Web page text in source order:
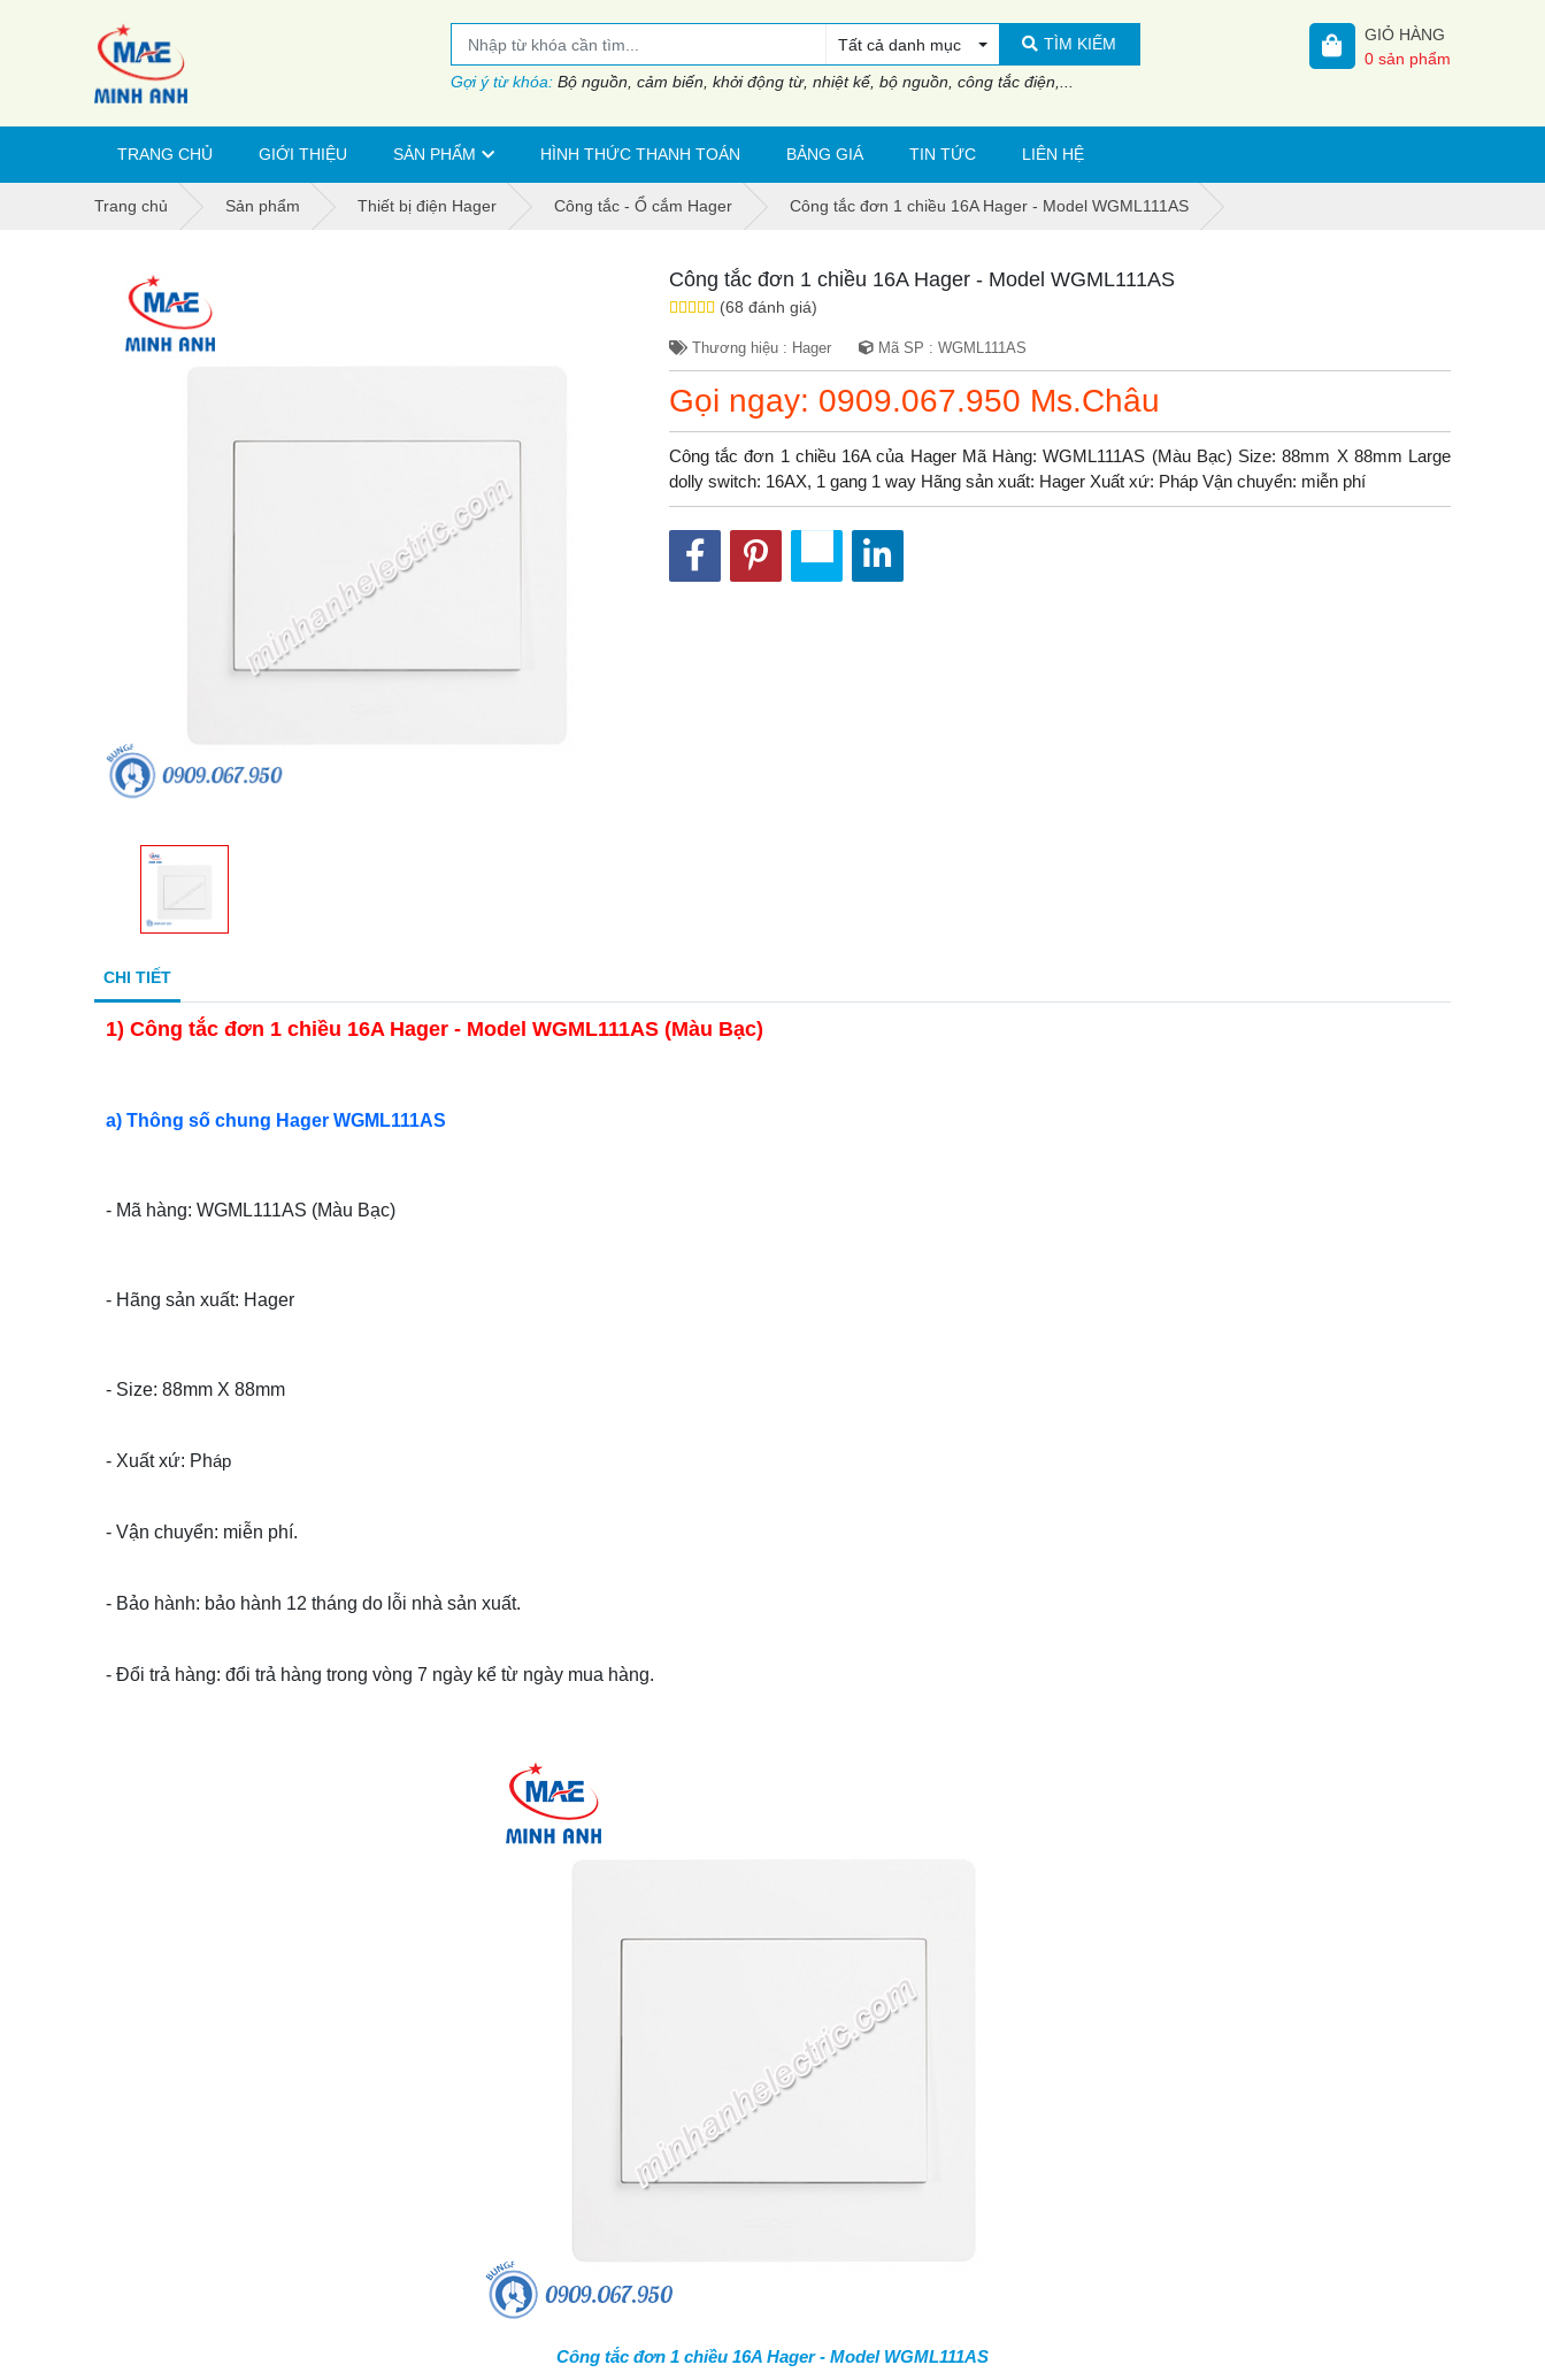
Tất cả danh mục TÌM KIẾM
Gợi ý từ khóa: Bộ nguồn, cảm biến, khởi động từ, nhiệt kế, bộ nguồn, công tắc điện,...
GIỎ HÀNG
0 sản phẩm
TRANG CHỦ GIỚI THIỆU SẢN PHẨM HÌNH THỨC THANH TOÁN BẢNG GIÁ TIN TỨC LIÊN HỆ
Trang chủ Sản phẩm Thiết bị điện Hager Công tắc - Ổ cắm Hager Công tắc đơn 1 chiều 16A Hager - Model WGML111AS
Công tắc đơn 1 chiều 16A Hager - Model WGML111AS
(68 đánh giá)
Thương hiệu : Hager Mã SP : WGML111AS
Gọi ngay: 0909.067.950 Ms.Châu
Công tắc đơn 1 chiều 16A của Hager Mã Hàng: WGML111AS (Màu Bạc) Size: 88mm X 88mm Large
dolly switch: 16AX, 1 gang 1 way Hãng sản xuất: Hager Xuất xứ: Pháp Vận chuyển: miễn phí
CHI TIẾT
1) Công tắc đơn 1 chiều 16A Hager - Model WGML111AS (Màu Bạc)
a) Thông số chung Hager WGML111AS
- Mã hàng: WGML111AS (Màu Bạc)
- Hãng sản xuất: Hager
- Size: 88mm X 88mm
- Xuất xứ: Pháp
- Vận chuyển: miễn phí.
- Bảo hành: bảo hành 12 tháng do lỗi nhà sản xuất.
- Đổi trả hàng: đổi trả hàng trong vòng 7 ngày kể từ ngày mua hàng.
Công tắc đơn 1 chiều 16A Hager - Model WGML111AS